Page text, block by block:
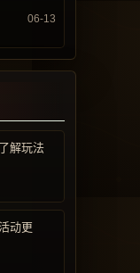
06-13
解玩法
动更